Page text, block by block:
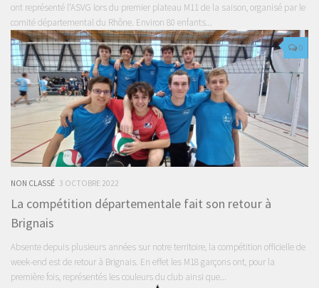
ont représenté l’ASVG lors du premier plateau M11 de la saison, organisé par le
comité départemental du Rhône. Environ 80 enfants...
0
NON CLASSÉ 3 OCTOBRE 2022
La compétition départementale fait son retour à
Brignais
Absente depuis plusieurs années sur notre territoire, la compétition officielle de
week-end est de retour à Brignais. En effet les M18 garçons ont, pour la
première fois, représentés les couleurs du club ainsi que...